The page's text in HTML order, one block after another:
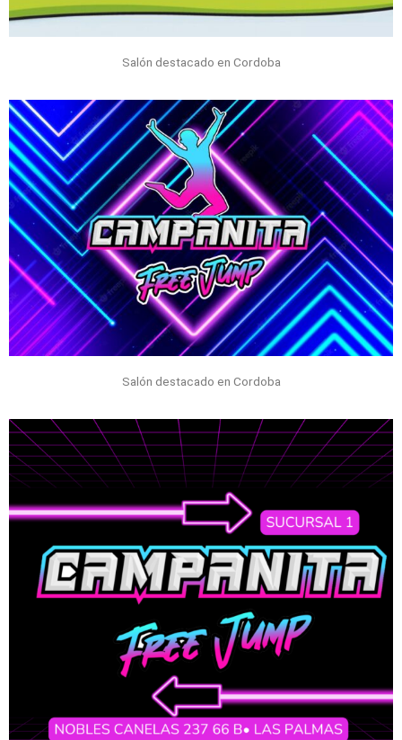
Salón destacado en Cordoba
Salón destacado en Cordoba